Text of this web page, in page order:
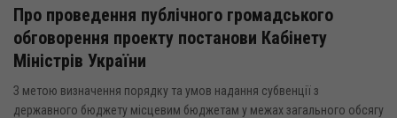
Про проведення публічного громадського
обговорення проекту постанови Кабінету
Міністрів України
З метою визначення порядку та умов надання субвенції з
державного бюджету місцевим бюджетам у межах загального обсягу